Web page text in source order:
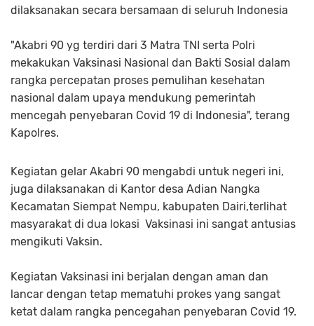
dilaksanakan secara bersamaan di seluruh Indonesia
"Akabri 90 yg terdiri dari 3 Matra TNI serta Polri
mekakukan Vaksinasi Nasional dan Bakti Sosial dalam
rangka percepatan proses pemulihan kesehatan
nasional dalam upaya mendukung pemerintah
mencegah penyebaran Covid 19 di Indonesia", terang
Kapolres.
Kegiatan gelar Akabri 90 mengabdi untuk negeri ini,
juga dilaksanakan di Kantor desa Adian Nangka
Kecamatan Siempat Nempu, kabupaten Dairi,terlihat
masyarakat di dua lokasi Vaksinasi ini sangat antusias
mengikuti Vaksin.
Kegiatan Vaksinasi ini berjalan dengan aman dan
lancar dengan tetap mematuhi prokes yang sangat
ketat dalam rangka pencegahan penyebaran Covid 19.